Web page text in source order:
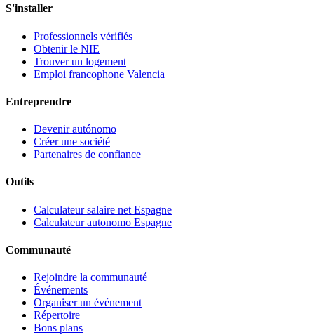
S'installer
Professionnels vérifiés
Obtenir le NIE
Trouver un logement
Emploi francophone Valencia
Entreprendre
Devenir autónomo
Créer une société
Partenaires de confiance
Outils
Calculateur salaire net Espagne
Calculateur autonomo Espagne
Communauté
Rejoindre la communauté
Événements
Organiser un événement
Répertoire
Bons plans